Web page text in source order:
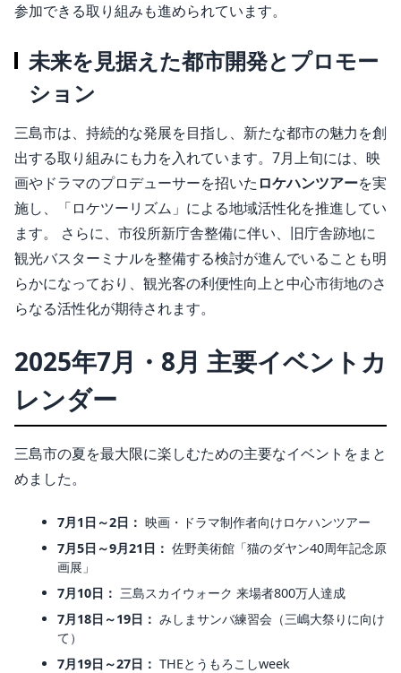
参加できる取り組みも進められています。
未来を見据えた都市開発とプロモー
ション
三島市は、持続的な発展を目指し、新たな都市の魅力を創
出する取り組みにも力を入れています。7月上旬には、映
画やドラマのプロデューサーを招いた ロケハンツアーを実
施し、「ロケツーリズム」による地域活性化を推進してい
ます。 さらに、市役所新庁舎整備に伴い、旧庁舎跡地に
観光バスターミナルを整備する検討が進んでいることも明
らかになっており、観光客の利便性向上と中心市街地のさ
らなる活性化が期待されます。
2025年7月・8月 主要イベントカ
レンダー
三島市の夏を最大限に楽しむための主要なイベントをまと
めました。
7月1日～2日： 映画・ドラマ制作者向けロケハンツアー
7月5日～9月21日： 佐野美術館「猫のダヤン40周年記念原
画展」
7月10日： 三島スカイウォーク 来場者800万人達成
7月18日～19日： みしまサンバ練習会（三嶋大祭りに向け
て）
7月19日～27日： THEとうもろこしweek